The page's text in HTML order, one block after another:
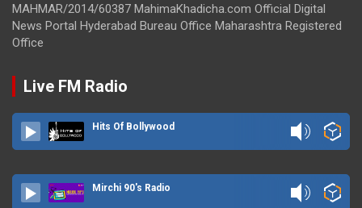
MAHMAR/2014/60387 MahimaKhadicha.com Official Digital
News Portal Hyderabad Bureau Office Maharashtra Registered
Office
Live FM Radio
Hits Of Bollywood
Mirchi 90's Radio